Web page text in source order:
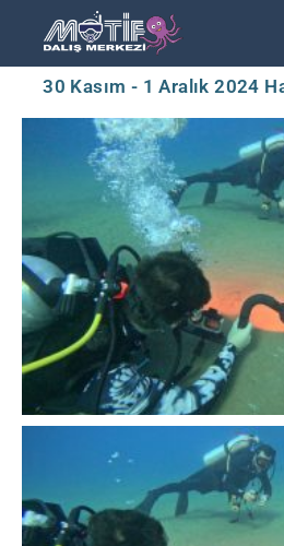
EĞITIMLER –
KURSLAR
ALBÜMLERI
ÜCRETLERIMIZ
HAKKIMIZDA
İLETIŞIM
30 Kasım - 1 Aralık 2024